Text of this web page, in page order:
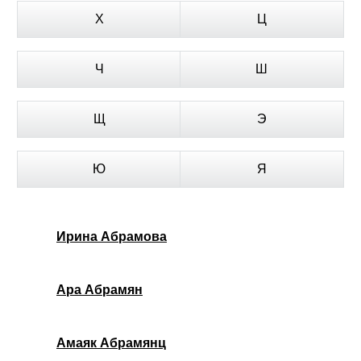
Х Ц
Ч Ш
Щ Э
Ю Я
Ирина Абрамова
Ара Абрамян
Амаяк Абрамянц